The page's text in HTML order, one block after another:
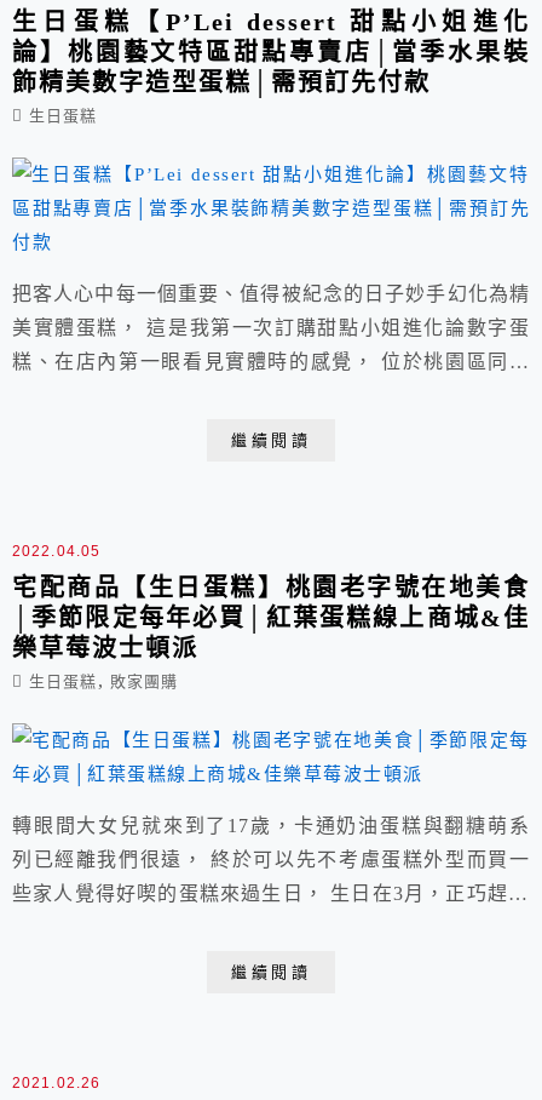
生日蛋糕【P’Lei dessert 甜點小姐進化
論】桃園藝文特區甜點專賣店│當季水果裝
飾精美數字造型蛋糕│需預訂先付款
生日蛋糕
把客人心中每一個重要、值得被紀念的日子妙手幻化為精
美實體蛋糕， 這是我第一次訂購甜點小姐進化論數字蛋
糕、在店內第一眼看見實體時的感覺， 位於桃園區同安
目前因疫情關係暫不提供內用，生日蛋糕&甜點以預約訂
繼續閱讀
2022.04.05
宅配商品【生日蛋糕】桃園老字號在地美食
│季節限定每年必買│紅葉蛋糕線上商城&佳
樂草莓波士頓派
生日蛋糕 , 敗家團購
轉眼間大女兒就來到了17歲，卡通奶油蛋糕與翻糖萌系
列已經離我們很遠， 終於可以先不考慮蛋糕外型而買一
些家人覺得好喫的蛋糕來過生日， 生日在3月，正巧趕上
聲， 另外加購在網路上看見頗受好評的老字號-紅葉蛋
繼續閱讀
2021.02.26